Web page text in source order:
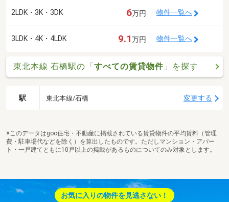
2LDK・3K・3DK 6万円 物件一覧へ
3LDK・4K・4LDK 9.1万円 物件一覧へ
東北本線 石橋駅の「すべての賃貸物件 」を探す
駅 東北本線/石橋 変更する
※このデータはgoo住宅・不動産に掲載されている賃貸物件の平均賃料（管理
費・駐車場代などを除く）を算出したものです。ただしマンション・アパー
ト・一戸建てともに10戸以上の掲載があるものについてのみ対象とします。
お気に入りの物件を見逃さない！